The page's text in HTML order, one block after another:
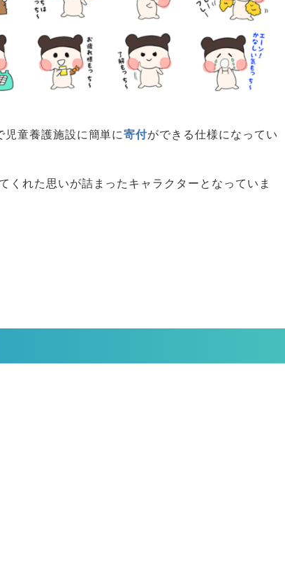
児童養護施設に簡単に寄付ができる仕様になってい
くれた思いが詰まったキャラクターとなっていま